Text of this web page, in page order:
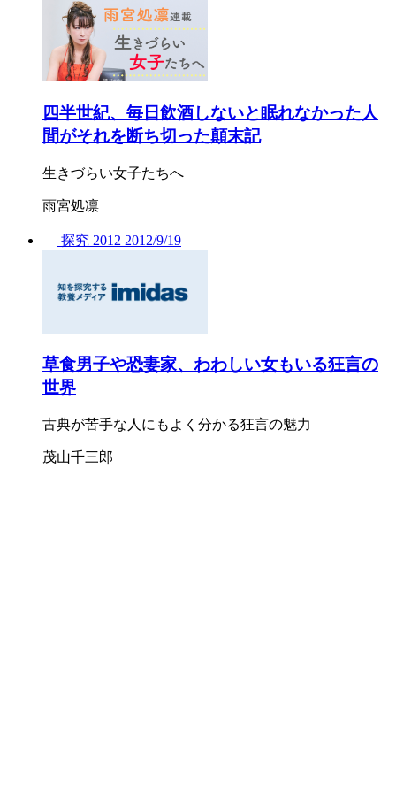
四半世紀、毎日飲酒しないと眠れなかった人
間がそれを断ち切った顛末記
生きづらい女子たちへ
雨宮処凛
探究 2012 2012/9/19
草食男子や恐妻家、わわしい女もいる狂言の
世界
古典が苦手な人にもよく分かる狂言の魅力
茂山千三郎